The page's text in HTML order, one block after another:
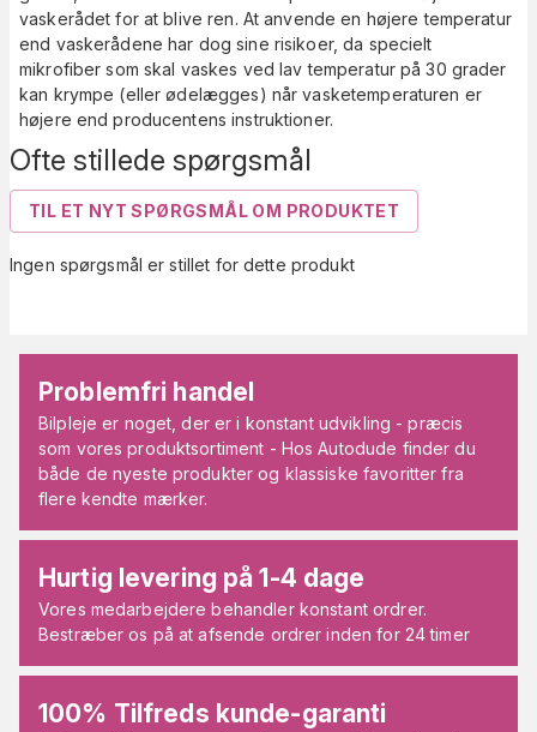
Ofte stillede spørgsmål
TIL ET NYT SPØRGSMÅL OM PRODUKTET
Ingen spørgsmål er stillet for dette produkt
vaskerådet for at blive ren. At anvende en højere temperatur
end vaskerådene har dog sine risikoer, da specielt
mikrofiber som skal vaskes ved lav temperatur på 30 grader
kan krympe (eller ødelægges) når vasketemperaturen er
højere end producentens instruktioner.
Problemfri handel
Bilpleje er noget, der er i konstant udvikling - præcis
som vores produktsortiment - Hos Autodude finder du
både de nyeste produkter og klassiske favoritter fra
flere kendte mærker.
Hurtig levering på 1-4 dage
Vores medarbejdere behandler konstant ordrer.
Bestræber os på at afsende ordrer inden for 24 timer
100% Tilfreds kunde-garanti